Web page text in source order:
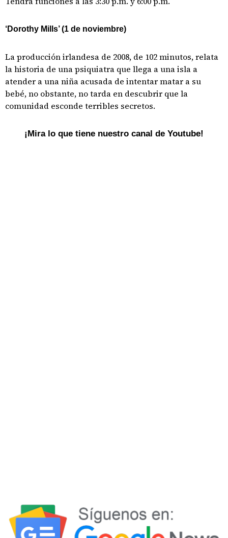
‘Dorothy Mills’ (1 de noviembre)
La producción irlandesa de 2008, de 102 minutos, relata
la historia de una psiquiatra que llega a una isla a
atender a una niña acusada de intentar matar a su
bebé, no obstante, no tarda en descubrir que la
comunidad esconde terribles secretos.
¡Mira lo que tiene nuestro canal de Youtube!